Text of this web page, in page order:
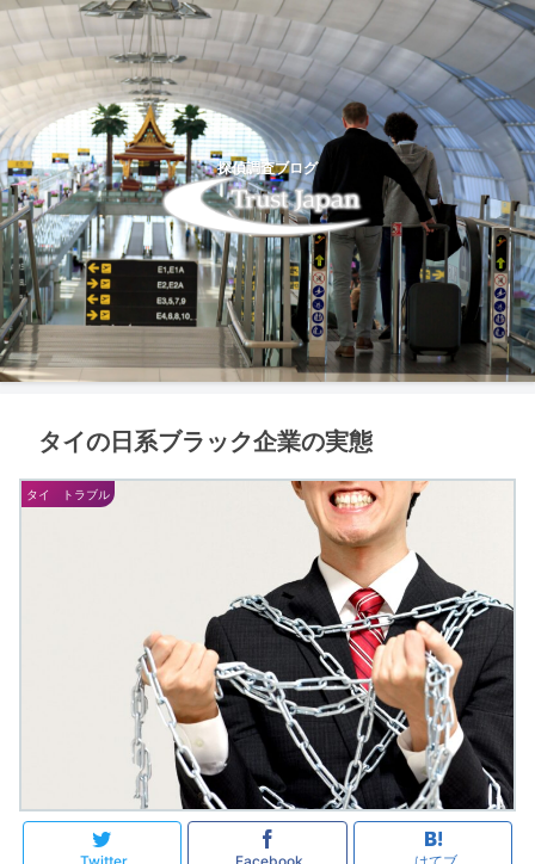
探偵調査ブログ
タイの日系ブラック企業の実態
タイ トラブル
Twitter Facebook はてブ